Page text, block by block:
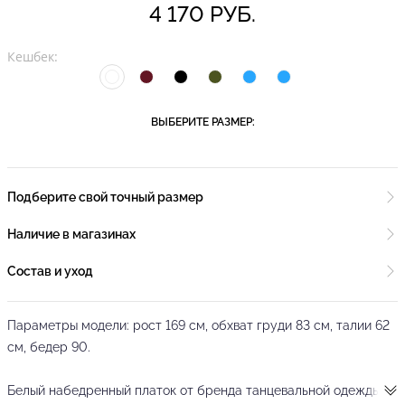
4 170 РУБ.
Кешбек:
ВЫБЕРИТЕ РАЗМЕР:
Подберите свой точный размер
Наличие в магазинах
Состав и уход
Параметры модели: рост 169 см, обхват груди 83 см, талии 62
см, бедер 90.
Белый набедренный платок от бренда танцевальной одежды